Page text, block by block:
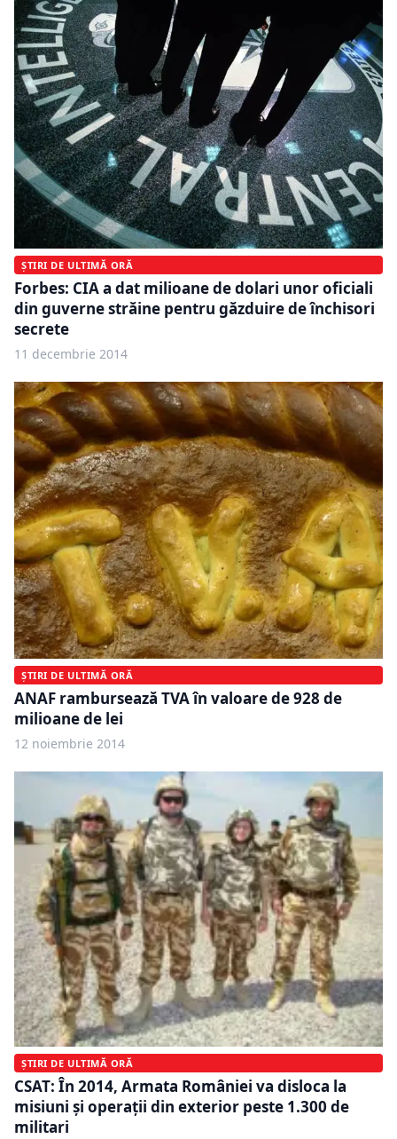
ȘTIRI DE ULTIMĂ ORĂ
Forbes: CIA a dat milioane de dolari unor oficiali
din guverne străine pentru găzduire de închisori
secrete
11 decembrie 2014
ȘTIRI DE ULTIMĂ ORĂ
ANAF rambursează TVA în valoare de 928 de
milioane de lei
12 noiembrie 2014
ȘTIRI DE ULTIMĂ ORĂ
CSAT: În 2014, Armata României va disloca la
misiuni şi operaţii din exterior peste 1.300 de
militari